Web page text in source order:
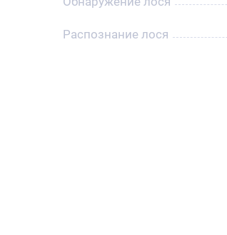
Распознание лося